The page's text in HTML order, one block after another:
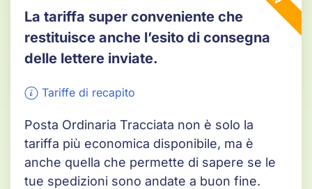
La tariffa super conveniente che
restituisce anche l’esito di consegna
delle lettere inviate.
Tariffe di recapito
Posta Ordinaria Tracciata non è solo la
tariffa più economica disponibile, ma è
anche quella che permette di sapere se le
tue spedizioni sono andate a buon fine.